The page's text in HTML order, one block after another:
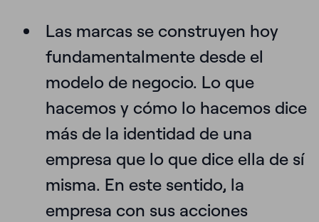
Las marcas se construyen hoy
fundamentalmente desde el
modelo de negocio. Lo que
hacemos y cómo lo hacemos dice
más de la identidad de una
empresa que lo que dice ella de sí
misma. En este sentido, la
empresa con sus acciones